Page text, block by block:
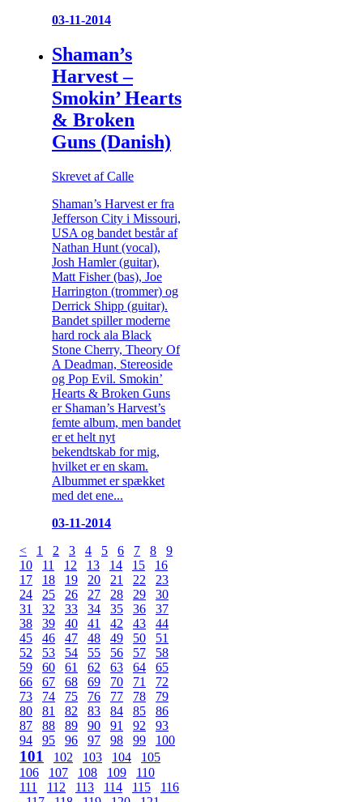
03-11-2014
Shaman’s
Harvest –
Smokin’ Hearts
& Broken
Guns (Danish)
Skrevet af Calle
Shaman’s Harvest er fra
Jefferson City i Missouri,
USA og bandet består af
Nathan Hunt (vocal),
Josh Hamler (guitar),
Matt Fisher (bas), Joe
Harrington (trommer) og
Derrick Shipp (guitar).
Bandet spiller moderne
hard rock ala Black
Stone Cherry, Theory Of
A Deadman, Stereoside
og Pop Evil. Smokin’
Hearts & Broken Guns
er Shaman’s Harvest’s
femte album, men bandet
er et helt nyt
bekendtskab for mig,
hvilket er en skam.
Albummet er spækket
med det ene...
03-11-2014
<
1 2 3 4 5 6 7 8
9
10
11 12 13 14 15
16
17
18 19 20 21 22
23
24
25 26 27 28 29
30
31
32 33 34 35 36
37
38
39 40 41 42 43
44
45
46 47 48 49 50
51
52
53 54 55 56 57
58
59
60 61 62 63 64
65
66
67 68 69 70 71
72
73
74 75 76 77 78
79
80
81 82 83 84 85
86
87
88 89 90 91 92
93
94
95 96 97 98 99 100
101 102 103 104
105
106
107 108 109
110
111
112 113 114 115
116